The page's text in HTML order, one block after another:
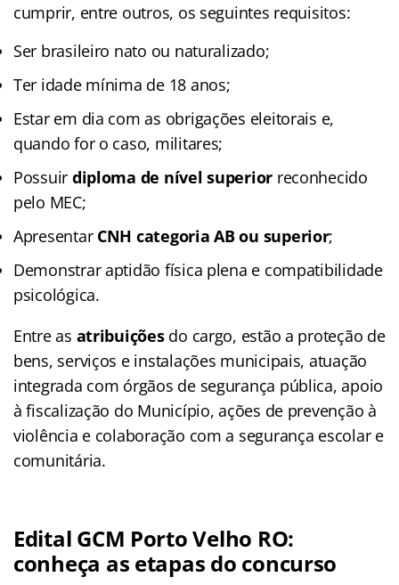
cumprir, entre outros, os seguintes requisitos:
Ser brasileiro nato ou naturalizado;
Ter idade mínima de 18 anos;
Estar em dia com as obrigações eleitorais e,
quando for o caso, militares;
Possuir diploma de nível superior reconhecido
pelo MEC;
Apresentar CNH categoria AB ou superior;
Demonstrar aptidão física plena e compatibilidade
psicológica.
Entre as atribuições do cargo, estão a proteção de
bens, serviços e instalações municipais, atuação
integrada com órgãos de segurança pública, apoio
à fiscalização do Município, ações de prevenção à
violência e colaboração com a segurança escolar e
comunitária.
Edital GCM Porto Velho RO:
conheça as etapas do concurso